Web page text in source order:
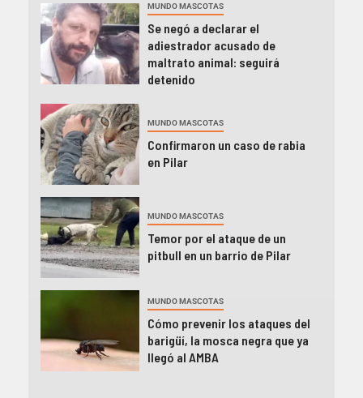
MUNDO MASCOTAS
Se negó a declarar el
adiestrador acusado de
maltrato animal: seguirá
detenido
MUNDO MASCOTAS
Confirmaron un caso de rabia
en Pilar
MUNDO MASCOTAS
Temor por el ataque de un
pitbull en un barrio de Pilar
MUNDO MASCOTAS
Cómo prevenir los ataques del
barigüí, la mosca negra que ya
llegó al AMBA